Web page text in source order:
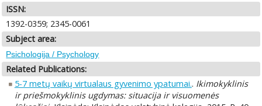
ISSN:
1392-0359; 2345-0061
Subject area:
Psichologija / Psychology
Related Publications:
5-7 metų vaikų virtualaus gyvenimo ypatumai.. Ikimokyklinis
ir priešmokyklinis ugdymas: situacija ir visuomenės